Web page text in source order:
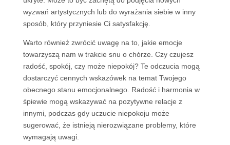
wyzwań artystycznych lub do wyrażania siebie w inny
sposób, który przyniesie Ci satysfakcję.
Warto również zwrócić uwagę na to, jakie emocje
towarzyszą nam w trakcie snu o chórze. Czy czujesz
radość, spokój, czy może niepokój? Te odczucia mogą
dostarczyć cennych wskazówek na temat Twojego
obecnego stanu emocjonalnego. Radość i harmonia w
śpiewie mogą wskazywać na pozytywne relacje z
innymi, podczas gdy uczucie niepokoju może
sugerować, że istnieją nierozwiązane problemy, które
wymagają uwagi.